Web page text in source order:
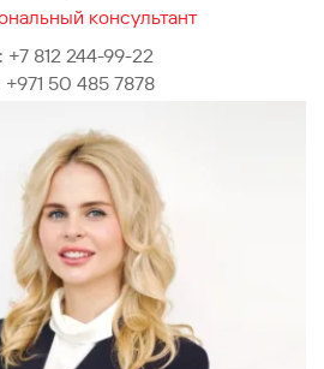
консультант
+7 812 244-99-22
+971 50 485 7878